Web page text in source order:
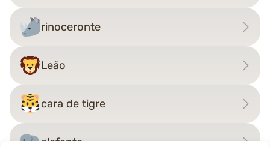
rinoceronte
Leão
cara de tigre
elefante